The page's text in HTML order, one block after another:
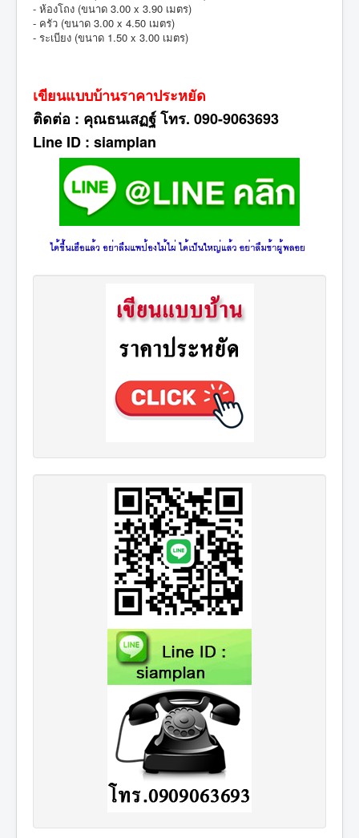
- ห้องโถง (ขนาด 3.00 x 3.90 เมตร)
- ครัว (ขนาด 3.00 x 4.50 เมตร)
- ระเบียง (ขนาด 1.50 x 3.00 เมตร)
เขียนแบบบ้านราคาประหยัด
ติดต่อ : คุณธนเสฏฐ์ โทร. 090-9063693
Line ID : siamplan